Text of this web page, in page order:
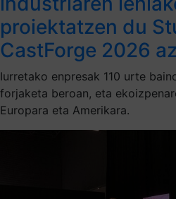
proiektatzen du
CastForge 2026
Iurretako enpresak 110 urte
forjaketa beroan, eta
Europara eta Amerikara.